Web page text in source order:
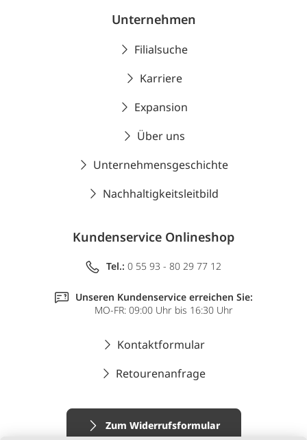
Unternehmen
Filialsuche
Karriere
Expansion
Über uns
Unternehmensgeschichte
Nachhaltigkeitsleitbild
Kundenservice Onlineshop
Tel.: 0 55 93 - 80 29 77 12
Unseren Kundenservice erreichen Sie:
MO-FR: 09:00 Uhr bis 16:30 Uhr
Kontaktformular
Retourenanfrage
Zum Widerrufsformular